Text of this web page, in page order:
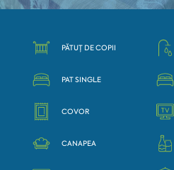
PĂTUȚ DE COPII
PAT SINGLE
COVOR
CANAPEA